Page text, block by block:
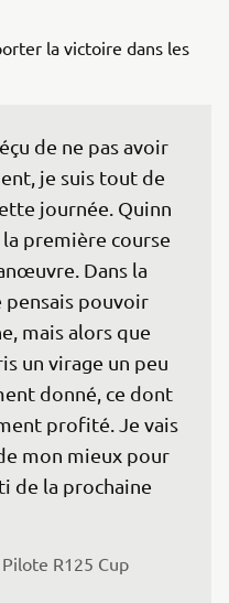
la victoire dans les
de ne pas avoir
je suis tout de
journée. Quinn
première course
Dans la
pensais pouvoir
mais alors que
un virage un peu
donné, ce dont
profité. Je vais
mon mieux pour
de la prochaine
R125 Cup